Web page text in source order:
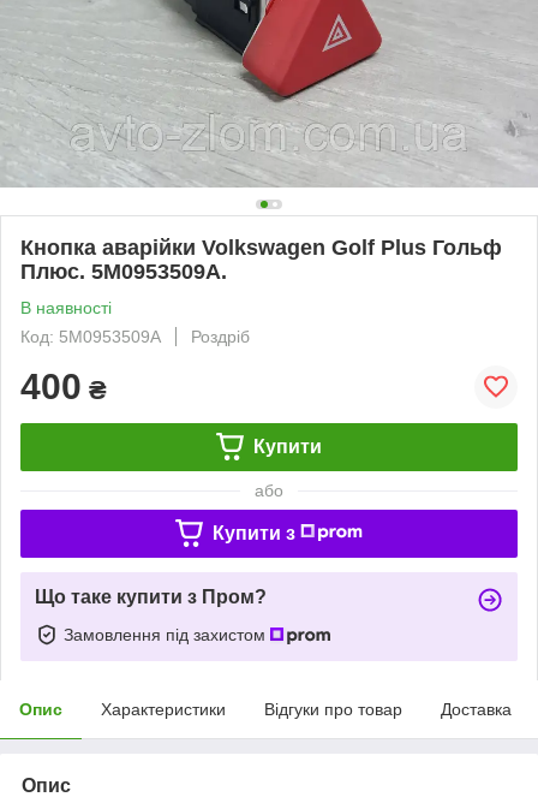
Кнопка аварійки Volkswagen Golf Plus Гольф
Плюс. 5M0953509A.
В наявності
Код: 5M0953509A
Роздріб
400 ₴
Купити
або
Купити з
Що таке купити з Пром?
Замовлення під захистом
Опис Характеристики Відгуки про товар Доставка
Опис